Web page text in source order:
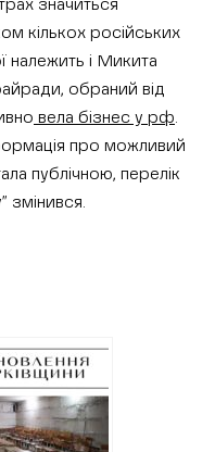
значиться
кількох російських
і Микита
обраний від
вела бізнес у рф.
про можливий
публічною, перелік
змінився.
в школах
або